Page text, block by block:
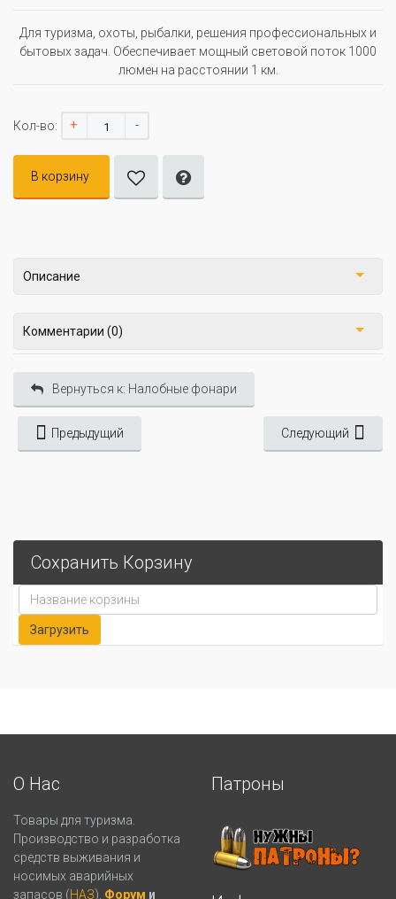
Для туризма, охоты, рыбалки, решения профессиональных и
бытовых задач. Обеспечивает мощный световой поток 1000
люмен на расстоянии 1 км.
Кол-во: + -
В корзину
Описание
Комментарии (0)
Вернуться к: Налобные фонари
Предыдущий Следующий
Сохранить Корзину
О Нас
Товары для туризма.
Производство и разработка
средств выживания и
носимых аварийных
запасов (НАЗ). Форум и
Патроны